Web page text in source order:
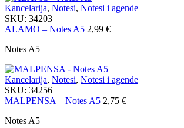
Kancelarija, Notesi, Notesi i agende
SKU: 34203
ALAMO – Notes A5 2,99 €
Notes A5
Kancelarija, Notesi, Notesi i agende
SKU: 34256
MALPENSA – Notes A5 2,75 €
Notes A5